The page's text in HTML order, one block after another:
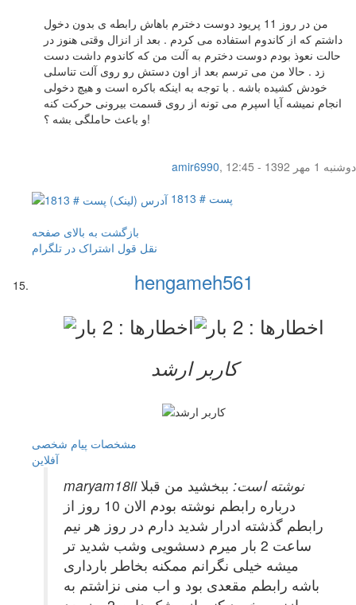
من در روز 11 پریود دوست دخترم باهاش رابطه ی بدون دخول
داشتم که از کاندوم استفاده می کردم . بعد از انزال وقتی هنوز در
حالت نعوذ بودم دوست دخترم به آلت من که کاندوم داشت دست
زد . حالا من می ترسم بعد از اون دستش رو روی آلت تناسلی
خودش کشیده باشه . با توجه به اینکه باکره است و هیچ دخولی
انجام نمیشه آیا اسپرم می تونه از روی قسمت بیرونی حرکت کنه
و باعث حاملگی بشه ؟!
amir6990,
دوشنبه 1 مهر 1392 - 12:45
پست # 1813
بازگشت به بالای صفحه
نقل قول اشتراک در تلگرام
hengameh561
کاربر ارشد
مشخصات پیام شخصی
آفلاين
maryam18ii نوشته است: ببخشید من قبلا
درباره رابطم نوشته بودم الان 10 روز از
رابطم گذشته ادرار شدید دارم در روز هر نیم
ساعت 2 بار میرم دسشویی وشب شدید تر
میشه خیلی نگرانم ممکنه بخاطر بارداری
باشه رابطم مقعدی بود و اب منی نزاشتم به